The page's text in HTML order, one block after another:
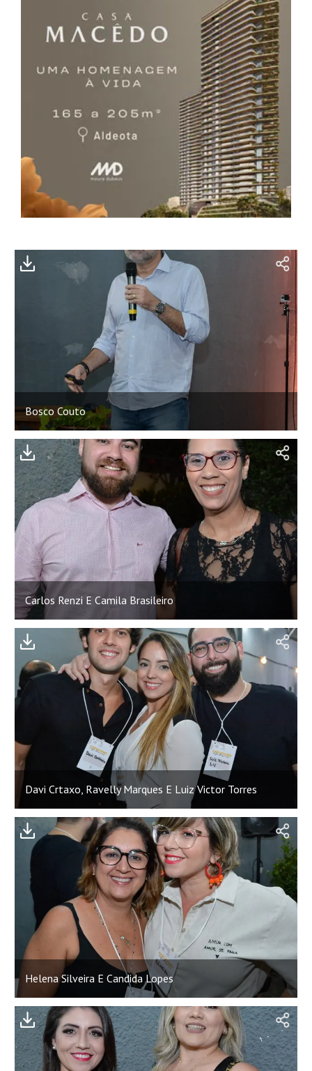
;
Bosco Couto
;
Carlos Renzi E Camila Brasileiro
;
Davi Crtaxo, Ravelly Marques E Luiz Victor Torres
;
Helena Silveira E Candida Lopes